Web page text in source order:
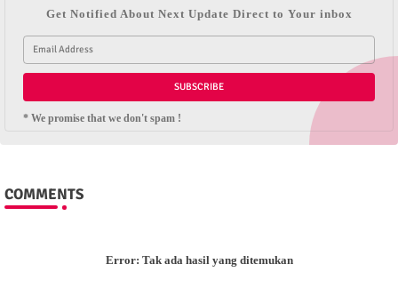
Get Notified About Next Update Direct to Your inbox
* We promise that we don't spam !
COMMENTS
Error: Tak ada hasil yang ditemukan